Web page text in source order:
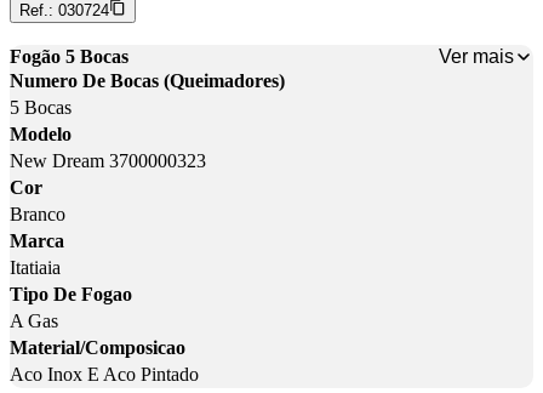
Ref.: 030724
Fogão 5 Bocas
Ver mais
Numero De Bocas (Queimadores)
5 Bocas
Modelo
New Dream 3700000323
Cor
Branco
Marca
Itatiaia
Tipo De Fogao
A Gas
Material/Composicao
Aco Inox E Aco Pintado